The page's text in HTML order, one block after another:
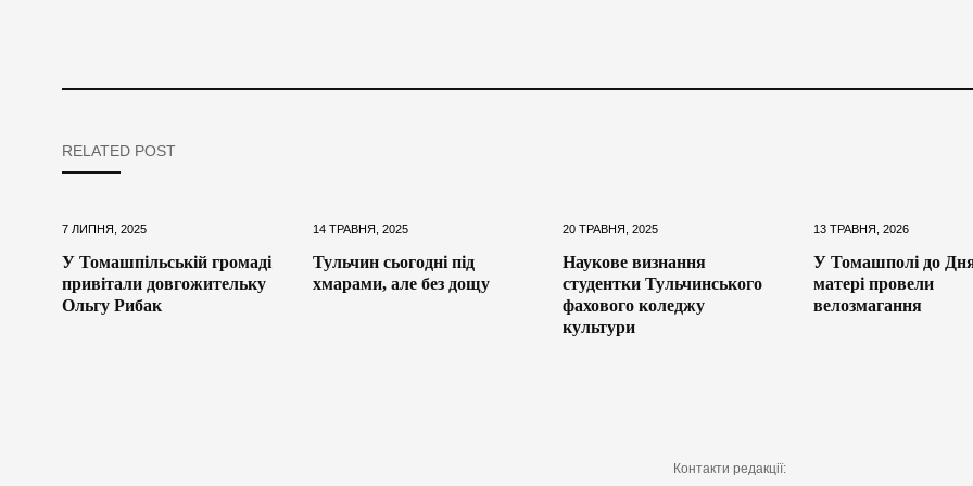
RELATED POST
7 ЛИПНЯ, 2025
У Томашпільській громаді
привітали довгожительку
Ольгу Рибак
14 ТРАВНЯ, 2025
Тульчин сьогодні під
хмарами, але без дощу
20 ТРАВНЯ, 2025
Наукове визнання
студентки Тульчинського
фахового коледжу
культури
13 ТРАВНЯ, 2026
У Томашполі до
матері провели
велозмагання
Контакти редакції: